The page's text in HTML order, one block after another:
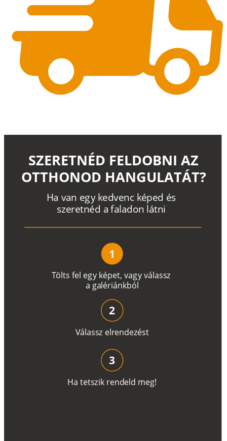
Tölts fel egy képet, vagyválassz
a galériánkból
Ha van egy kedvenc képed és
szeretnéd a faladon látni
SZERETNÉD FELDOBNI AZ
OTTHONOD HANGULATÁT?
1
Válassz elrendezést
2
Ha tetszik rendeld meg!
3